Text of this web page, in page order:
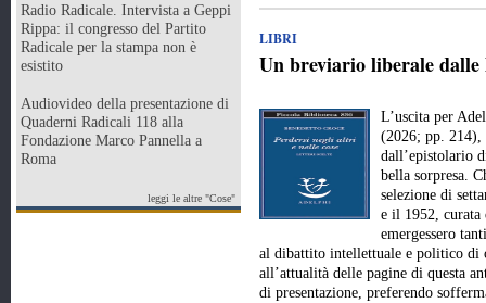
Radio Radicale. Intervista a Geppi
Rippa: il congresso del Partito
Radicale per la stampa non è
esistito
Audiovideo della presentazione di
Quaderni Radicali 118 alla
Fondazione Marco Pannella a
Roma
leggi le altre "Cose"
LIBRI
Un breviario liberale dalle
L’uscita per
(2026; pp. 214),
dall’epistolario
bella sorpresa.
selezione di
e il 1952, curata
emergessero
al dibattito intellettuale e politico di
all’attualità delle pagine di questa
di presentazione, preferendo